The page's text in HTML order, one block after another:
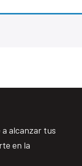
alcanzar tus
en la